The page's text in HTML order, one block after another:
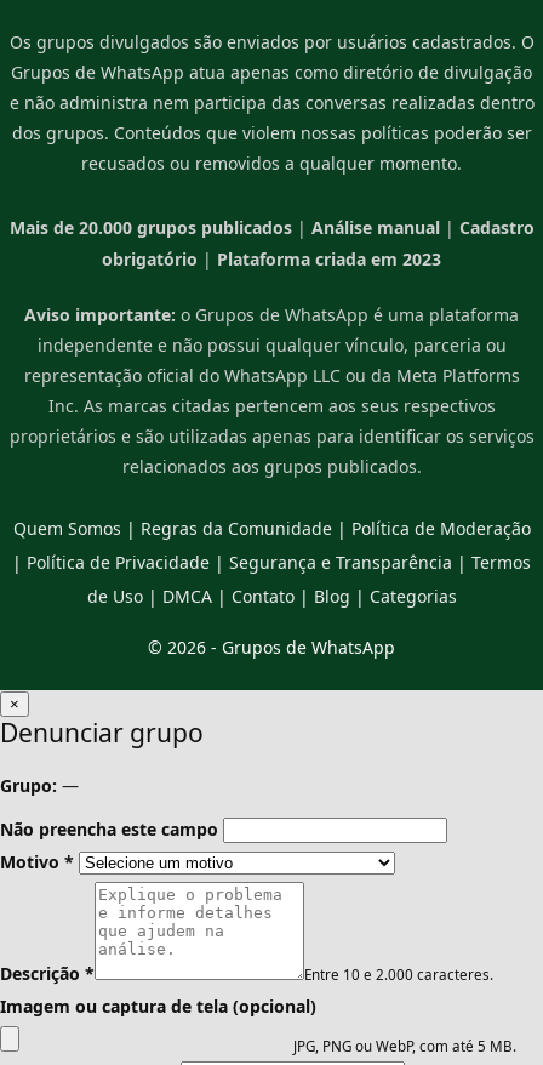
Os grupos divulgados são enviados por usuários cadastrados. O
Grupos de WhatsApp atua apenas como diretório de divulgação
e não administra nem participa das conversas realizadas dentro
dos grupos. Conteúdos que violem nossas políticas poderão ser
recusados ou removidos a qualquer momento.
Mais de 20.000 grupos publicados| Análise manual| Cadastro
obrigatório | Plataforma criada em 2023
Aviso importante: o Grupos de WhatsApp é uma plataforma
independente e não possui qualquer vínculo, parceria ou
representação oficial do WhatsApp LLC ou da Meta Platforms
Inc. As marcas citadas pertencem aos seus respectivos
proprietários e são utilizadas apenas para identificar os serviços
relacionados aos grupos publicados.
Quem Somos | Regras da Comunidade| Política de Moderação
| Política de Privacidade | Segurança e Transparência | Termos
de Uso| DMCA| Contato| Blog | Categorias
© 2026 - Grupos de WhatsApp
×
Denunciar grupo
Grupo: —
Não preencha este campo
Motivo *
Descrição * Entre 10 e 2.000 caracteres.
Imagem ou captura de tela (opcional)
JPG, PNG ou WebP, com até 5 MB.